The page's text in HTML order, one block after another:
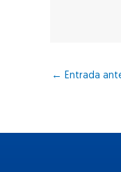
← Entrada